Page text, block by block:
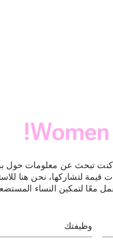
تبحث عن معلومات حول
قيمة لتشاركها، نحن هنا
معًا لتمكين النساء